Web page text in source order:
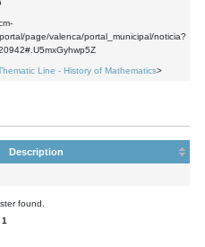
page/valenca/portal_municipal/noticia?
Line - History of Mathematics>
Description
found.
1